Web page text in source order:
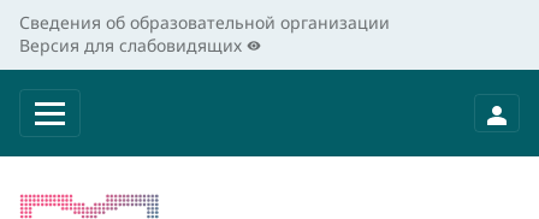
Сведения об образовательной организации
Версия для слабовидящих